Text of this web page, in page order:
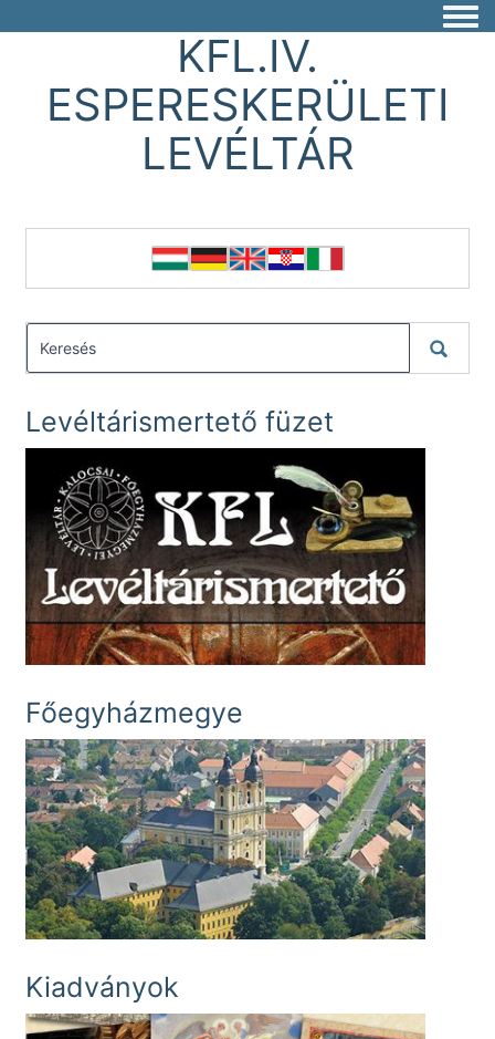
KFL.IV.
ESPERESKERÜLETI
LEVÉLTÁR
Levéltárismertető füzet
Főegyházmegye
Kiadványok